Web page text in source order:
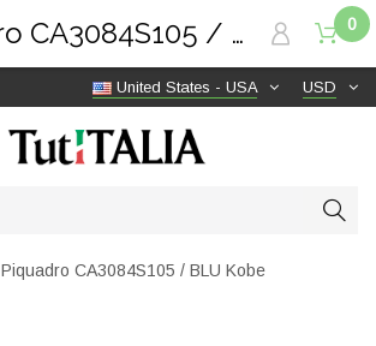
USD
United States - USA
0
Piquadro CA3084S105 / BLU Kobe
Piquadro CA3084S105 / BLU Kobe | TutITALIA